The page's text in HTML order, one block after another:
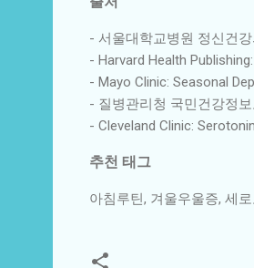
- 서울대학교병원 정신건
- Harvard Health
- Mayo Clinic: Seasonal
- 질병관리청 국민건강정
- Cleveland Clinic:
추천 태그
아침루틴, 겨울우울증, 세